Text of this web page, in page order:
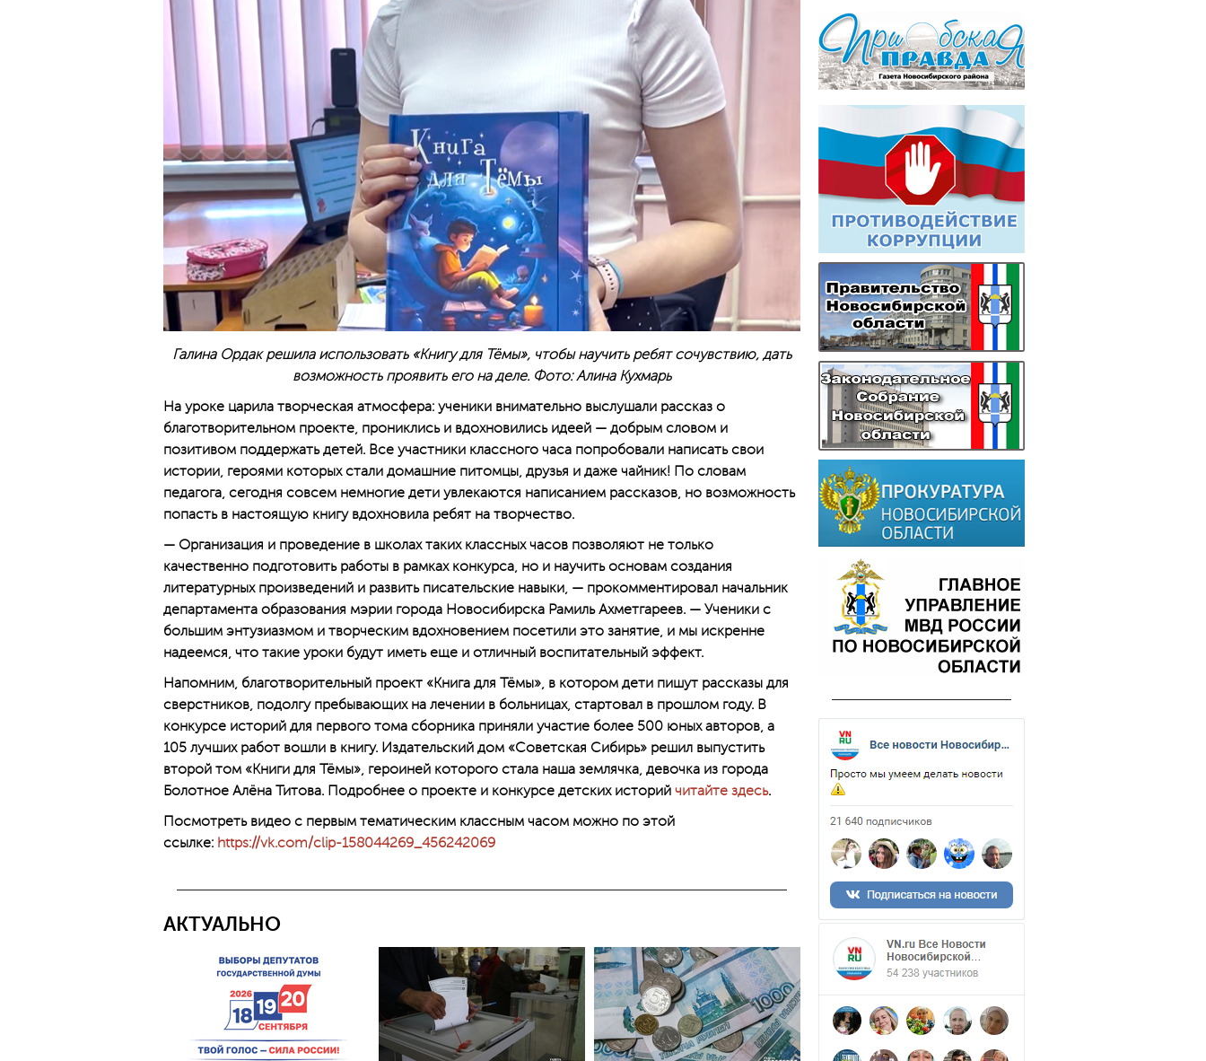
Галина Ордак решила использовать «Книгу для Тёмы», чтобы научить ребят сочувствию, дать
возможность проявить его на деле. Фото: Алина Кухмарь
На уроке царила творческая атмосфера: ученики внимательно выслушали рассказ о
благотворительном проекте, прониклись и вдохновились идеей — доб­рым словом и
позитивом поддержать детей. Все участники классного часа попробовали написать свои
истории, героями которых стали домашние питомцы, друзья и даже чайник! По словам
педагога, сегодня совсем немногие дети увлекаются написанием рассказов, но возможность
попасть в настоящую книгу вдохновила ребят на творчество.
— Организация и проведение в школах таких классных часов позволяют не только
качественно подготовить работы в рамках конкурса, но и научить основам создания
литературных произведений и развить писательские навыки, — прокомментировал начальник
департамента образования мэрии города Новосибирска Рамиль Ахметгареев. — Ученики с
большим энтузиазмом и творческим вдохновением посетили это занятие, и мы искренне
надеемся, что такие уроки будут иметь еще и отличный воспитательный эффект.
Напомним, благотворительный проект «Книга для Тёмы», в котором дети пишут рассказы для
сверстников, подолгу пребывающих на лечении в больницах, стартовал в прошлом году. В
конкурсе историй для первого тома сборника приняли участие более 500 юных авторов, а
105 лучших работ вошли в книгу. Издательский дом «Советская Сибирь» решил выпустить
второй том «Книги для Тёмы», героиней которого стала наша землячка, девочка из города
Болотное Алёна Титова. Подробнее о проекте и конкурсе детских историй читайте здесь.
Посмотреть видео с первым тематическим классным часом можно по этой
ссылке: https://vk.com/clip-158044269_456242069
АКТУАЛЬНО